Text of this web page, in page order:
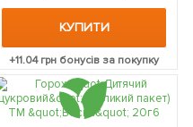
КУПИТИ
+11.04грн бонусів за покупку